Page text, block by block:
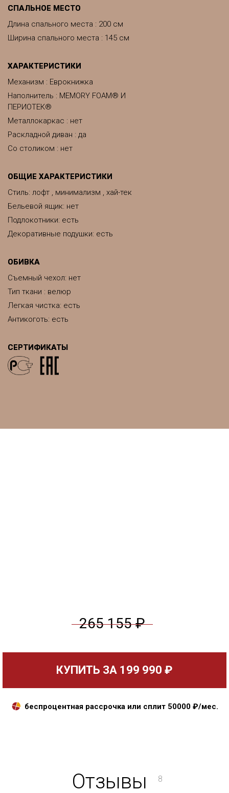
CПАЛЬНОЕ МЕСТО
Длина спального места : 200 см
Ширина спального места : 145 см
ХАРАКТЕРИСТИКИ
Механизм : Еврокнижка
Наполнитель : MEMORY FOAM® И
ПЕРИОТЕК®
Металлокаркас : нет
Раскладной диван : да
Со столиком : нет
ОБЩИЕ ХАРАКТЕРИСТИКИ
Стиль: лофт , минимализм , хай-тек
Бельевой ящик: нет
Подлокотники: есть
Декоративные подушки: есть
ОБИВКА
Съемный чехол: нет
Тип ткани : велюр
Легкая чистка: есть
Антикоготь: есть
СЕРТИФИКАТЫ
265 155 ₽
КУПИТЬ ЗА 199 990 ₽
беспроцентная рассрочка или сплит 50000₽/мес.
Отзывы 8